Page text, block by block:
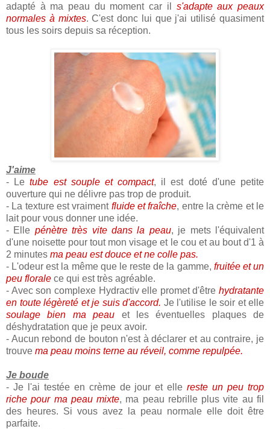
adapté à ma peau du moment car il s'adapte aux peaux
normales à mixtes. C'est donc lui que j'ai utilisé quasiment
tous les soirs depuis sa réception.
J'aime
- Letube est souple et compact, il est doté d'une petite
ouverture qui ne délivre pas trop de produit.
- La texture est vraimentfluide et fraîche, entre la crème et le
lait pour vous donner une idée.
- Elle pénètre très vite dans la peau, je mets l'équivalent
d'une noisette pour tout mon visage et le cou et au bout d'1 à
2 minutes ma peau est douce et ne colle pas.
- L'odeur est la même que le reste de la gamme, fruitée et un
peu florale ce qui est très agréable.
- Avec son complexe Hydractiv elle promet d'être hydratante
en toute légèreté et je suis d'accord. Je l'utilise le soir et elle
soulage bien ma peau et les éventuelles plaques de
déshydratation que je peux avoir.
- Aucun rebond de bouton n'est à déclarer et au contraire, je
trouve ma peau moins terne au réveil, comme repulpée.
Je boude
- Je l'ai testée en crème de jour et ellereste un peu trop
riche pour ma peau mixte, ma peau rebrille plus vite au fil
des heures. Si vous avez la peau normale elle doit être
parfaite.